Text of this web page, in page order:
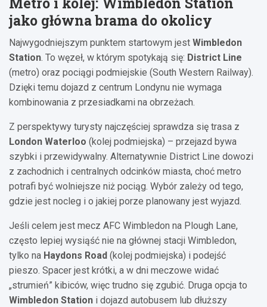
jako główna brama do okolicy
Najwygodniejszym punktem startowym jest Wimbledon
Station. To węzeł, w którym spotykają się: District Line
(metro) oraz pociągi podmiejskie (South Western Railway).
Dzięki temu dojazd z centrum Londynu nie wymaga
kombinowania z przesiadkami na obrzeżach.
Z perspektywy turysty najczęściej sprawdza się trasa z
London Waterloo (kolej podmiejska) – przejazd bywa
szybki i przewidywalny. Alternatywnie District Line dowozi
z zachodnich i centralnych odcinków miasta, choć metro
potrafi być wolniejsze niż pociąg. Wybór zależy od tego,
gdzie jest nocleg i o jakiej porze planowany jest wyjazd.
Jeśli celem jest mecz AFC Wimbledon na Plough Lane,
często lepiej wysiąść nie na głównej stacji Wimbledon,
tylko na Haydons Road (kolej podmiejska) i podejść
pieszo. Spacer jest krótki, a w dni meczowe widać
„strumień” kibiców, więc trudno się zgubić. Druga opcja to
Wimbledon Station i dojazd autobusem lub dłuższy